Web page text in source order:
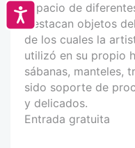
Accesibilidad
espacio de
Destacan objetos
de los cuales la
utilizó en su propio
sábanas, manteles,
sido soporte de
y delicados.
Entrada gratuita